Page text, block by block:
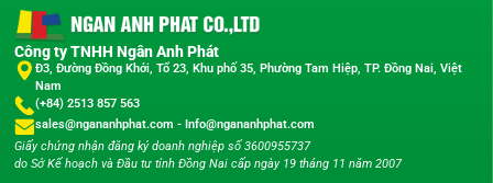
Công ty TNHH Ngân Anh Phát
Đ3, Đường Đồng Khởi, Tổ 23, Khu phố 35, Phường Tam Hiệp, TP. Đồng Nai, Việt
Nam
(+84) 2513 857 563
sales@ngananhphat.com - Info@ngananhphat.com
Giấy chứng nhận đăng ký doanh nghiệp số 3600955737
do Sở Kế hoạch và Đầu tư tỉnh Đồng Nai cấp ngày 19 tháng 11 năm 2007